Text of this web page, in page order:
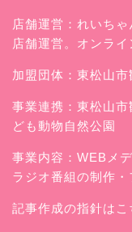
店舗運営： れいちゃ
店舗運営。オンラ
加盟団体：東松山
事業連携：東松山
ども動物自然公園
事業内容：WEBメ
ラジオ番組の制作
記事作成の指針はこ